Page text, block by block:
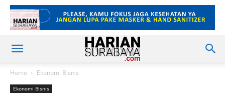
Home Ekonomi Bisnis
Ekonomi Bisnis